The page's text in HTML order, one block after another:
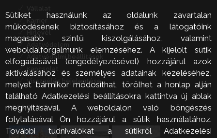
Karrier
Adatvédelmi beállítások
Kapcsolat
Visszaélés bejelentése
REFERENCIÁK
Sütiket használunk az oldalunk zavartalan
működésének biztosításához és a látogatóink
magasabb szintű kiszolgálásához, valamint
weboldalforgalmunk elemzéséhez. A kijelölt sütik
elfogadásával (engedélyezésével) hozzájárul azok
aktiválásához és személyes adatainak kezeléséhez,
melyet bármikor módosíthat, törölhet a honlap alján
található Adatkezelési beállításokra kattintva új ablak
megnyitásával. A weboldalon való böngészés
folytatásával Ön hozzájárul a sütik használatához.
További tudnivalókat a sütikről Adatkezelési